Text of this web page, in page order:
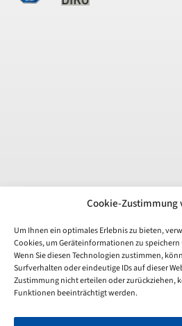
Cookie-Zustimmung
Um Ihnen ein optimales Erlebnis zu bieten,
Cookies, um Geräteinformationen zu
Wenn Sie diesen Technologien zustimmen,
Surfverhalten oder eindeutige IDs auf dieser
Zustimmung nicht erteilen oder zurückziehen,
Funktionen beeinträchtigt werden.
Unfortunately,
the
day
period